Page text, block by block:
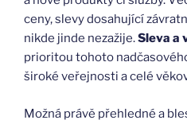
ceny, slevy dosahující
nikde jinde nezažije.Sleva a
prioritou tohoto
široké veřejnosti a celé
Možná právě přehledné a